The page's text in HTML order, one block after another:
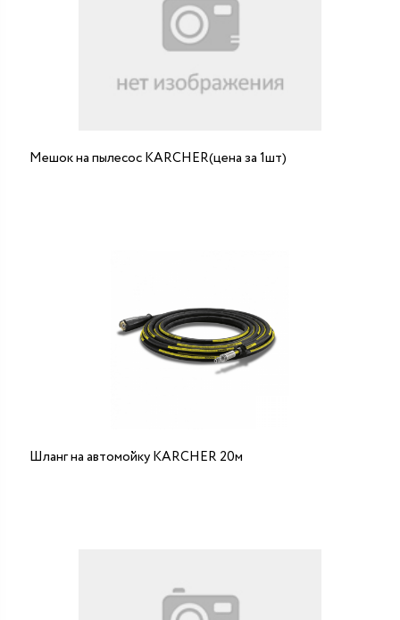
Мешок на пылесос KARCHER(цена за 1шт)
Шланг на автомойку KARCHER 20м